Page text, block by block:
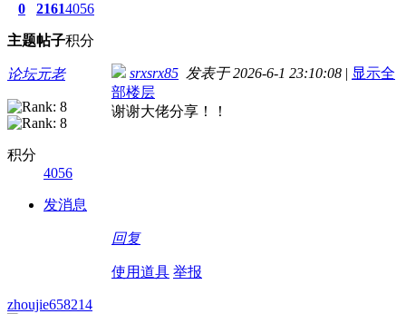
0
主题
2161
帖子
4056
积分
论坛元老
积分
4056
发消息
srxsrx85 发表于 2026-6-1 23:10:08 | 显示全
部楼层
谢谢大佬分享！！
回复
使用道具 举报
zhoujie658214